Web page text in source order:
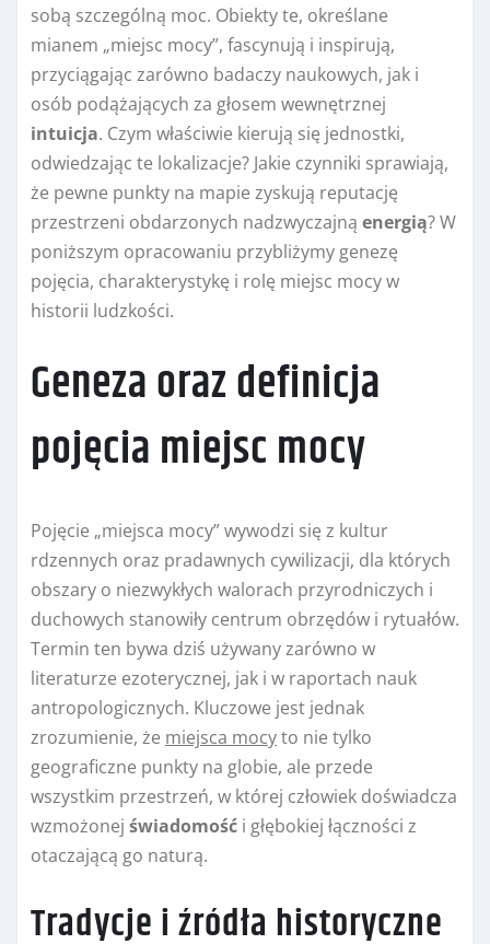
sobą szczególną moc. Obiekty te, określane
mianem „miejsc mocy”, fascynują i inspirują,
przyciągając zarówno badaczy naukowych, jak i
osób podążających za głosem wewnętrznej
intuicja. Czym właściwie kierują się jednostki,
odwiedzając te lokalizacje? Jakie czynniki sprawiają,
że pewne punkty na mapie zyskują reputację
przestrzeni obdarzonych nadzwyczajną energią? W
poniższym opracowaniu przybliżymy genezę
pojęcia, charakterystykę i rolę miejsc mocy w
historii ludzkości.
Geneza oraz definicja
pojęcia miejsc mocy
Pojęcie „miejsca mocy” wywodzi się z kultur
rdzennych oraz pradawnych cywilizacji, dla których
obszary o niezwykłych walorach przyrodniczych i
duchowych stanowiły centrum obrzędów i rytuałów.
Termin ten bywa dziś używany zarówno w
literaturze ezoterycznej, jak i w raportach nauk
antropologicznych. Kluczowe jest jednak
zrozumienie, że miejsca mocyto nie tylko
geograficzne punkty na globie, ale przede
wszystkim przestrzeń, w której człowiek doświadcza
wzmożonej świadomość i głębokiej łączności z
otaczającą go naturą.
Tradycje i źródła historyczne